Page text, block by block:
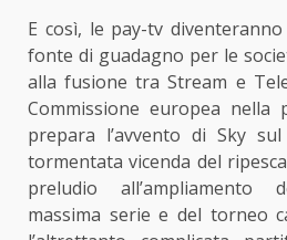
E così, le pay-tv
fonte di guadagno per le
alla fusione tra Stream e
Commissione europea nella
prepara l’avvento di Sky
tormentata vicenda del
preludio all’ampliamento
massima serie e del torneo